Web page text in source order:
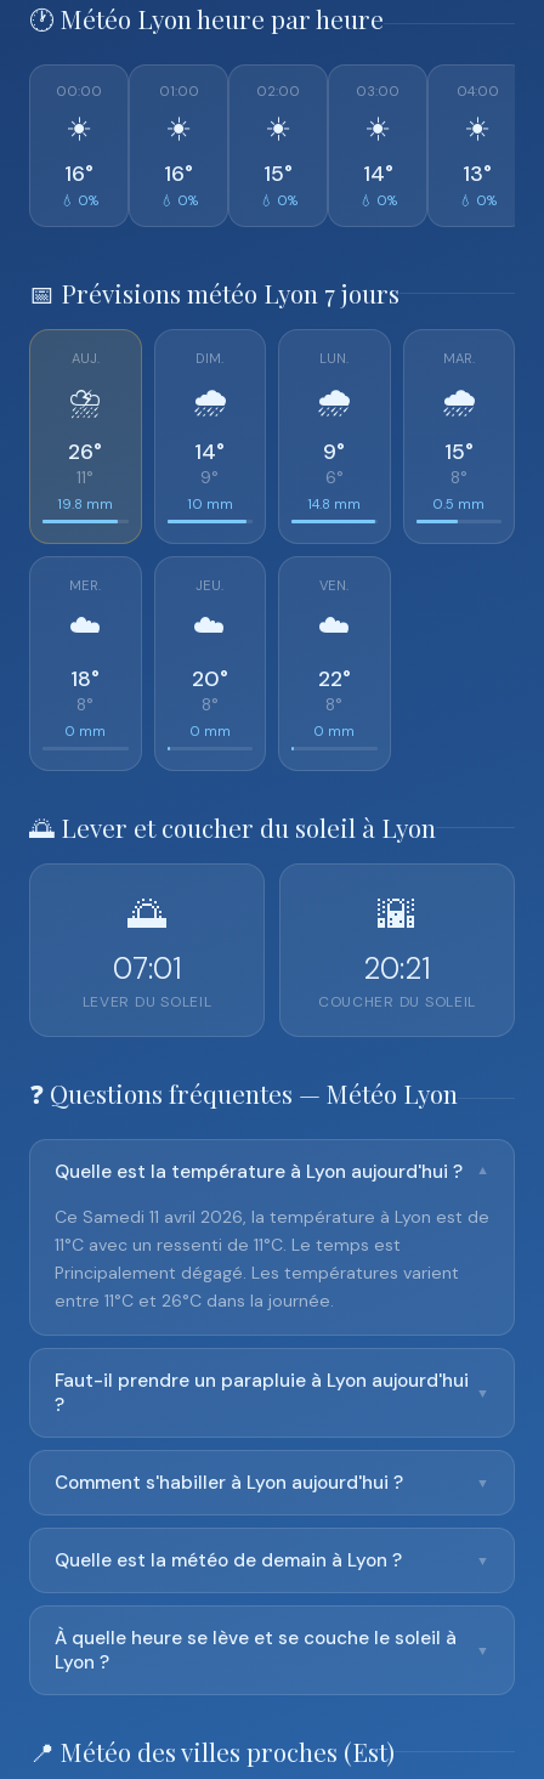
🕐 Météo Lyon heure par heure
00:00
☀️
16°
💧 0%
01:00
☀️
16°
💧 0%
02:00
☀️
15°
💧 0%
03:00
☀️
14°
💧 0%
04:00
☀️
13°
💧 0%
📅 Prévisions météo Lyon 7 jours
AUJ.
⛈️
26°
11°
19.8 mm
DIM.
🌧️
14°
9°
10 mm
LUN.
🌧️
9°
6°
14.8 mm
MAR.
🌧️
15°
8°
0.5 mm
MER.
☁️
18°
8°
0 mm
JEU.
☁️
20°
8°
0 mm
VEN.
☁️
22°
8°
0 mm
🌅 Lever et coucher du soleil à Lyon
🌅
07:01
LEVER DU SOLEIL
🌇
20:21
COUCHER DU SOLEIL
❓ Questions fréquentes — Météo Lyon
Quelle est la température à Lyon aujourd'hui ? ▼
Ce Samedi 11 avril 2026, la température à Lyon est de
11°C avec un ressenti de 11°C. Le temps est
Principalement dégagé. Les températures varient
entre 11°C et 26°C dans la journée.
Faut-il prendre un parapluie à Lyon aujourd'hui
?
▼
Comment s'habiller à Lyon aujourd'hui ? ▼
Quelle est la météo de demain à Lyon ? ▼
À quelle heure se lève et se couche le soleil à
Lyon ?
▼
📍 Météo des villes proches (Est)